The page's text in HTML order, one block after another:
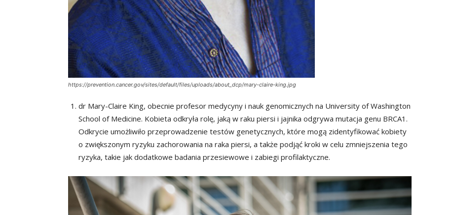
https://prevention.cancer.gov/sites/default/files/uploads/about_dcp/mary-claire-king.jpg
dr Mary-Claire King, obecnie profesor medycyny i nauk genomicznych na University of Washington
School of Medicine. Kobieta odkryła rolę, jaką w raku piersi i jajnika odgrywa mutacja genu BRCA1.
Odkrycie umożliwiło przeprowadzenie testów genetycznych, które mogą zidentyfikować kobiety
o zwiększonym ryzyku zachorowania na raka piersi, a także podjąć kroki w celu zmniejszenia tego
ryzyka, takie jak dodatkowe badania przesiewowe i zabiegi profilaktyczne.